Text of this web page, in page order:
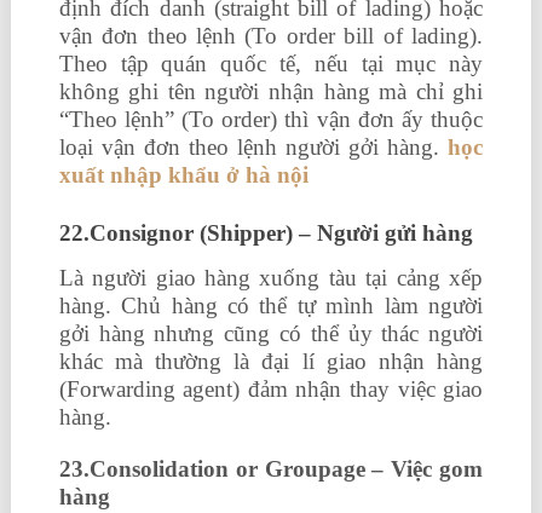
định đích danh (straight bill of lading) hoặc
vận đơn theo lệnh (To order bill of lading).
Theo tập quán quốc tế, nếu tại mục này
không ghi tên người nhận hàng mà chỉ ghi
“Theo lệnh” (To order) thì vận đơn ấy thuộc
loại vận đơn theo lệnh người gởi hàng.học
xuất nhập khẩu ở hà nội
22.Consignor (Shipper) – Người gửi hàng
Là người giao hàng xuống tàu tại cảng xếp
hàng. Chủ hàng có thể tự mình làm người
gởi hàng nhưng cũng có thể ủy thác người
khác mà thường là đại lí giao nhận hàng
(Forwarding agent) đảm nhận thay việc giao
hàng.
23.Consolidation or Groupage – Việc gom
hàng